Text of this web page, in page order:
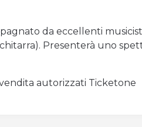
da eccellenti
Presenterà uno
autorizzati Ticketone